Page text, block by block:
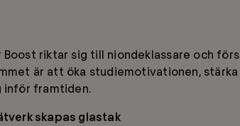
Boost riktar sig till niondeklassare och
är att öka studiemotivationen,
inför framtiden.
skapas glastak